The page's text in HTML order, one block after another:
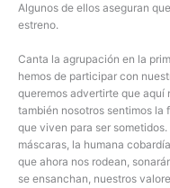
Algunos de ellos aseguran
estreno.
Canta la agrupación en la
hemos de participar con
queremos advertirte que aquí
también nosotros sentimos la
que viven para ser
máscaras, la humana
que ahora nos rodean,
se ensanchan, nuestros